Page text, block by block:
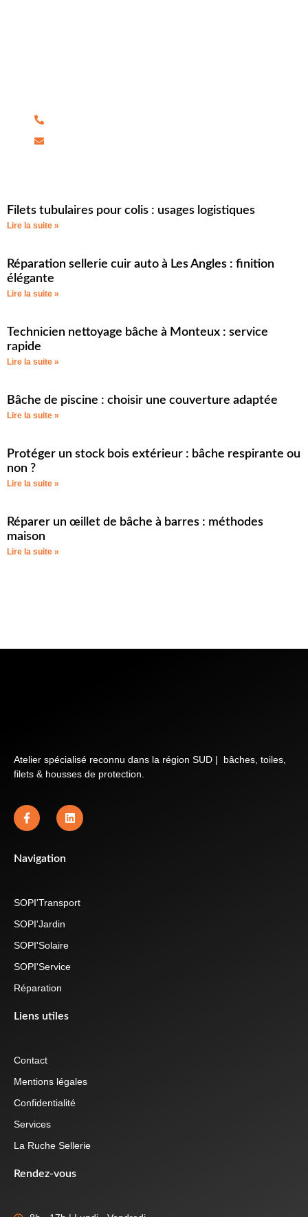
Filets tubulaires pour colis : usages logistiques
Lire la suite »
Réparation sellerie cuir auto à Les Angles : finition
élégante
Lire la suite »
Technicien nettoyage bâche à Monteux : service
rapide
Lire la suite »
Bâche de piscine : choisir une couverture adaptée
Lire la suite »
Protéger un stock bois extérieur : bâche respirante ou
non ?
Lire la suite »
Réparer un œillet de bâche à barres : méthodes
maison
Lire la suite »
Atelier spécialisé reconnu dans la région SUD | bâches, toiles,
filets & housses de protection.
Navigation
SOPI'Transport
SOPI'Jardin
SOPI'Solaire
SOPI'Service
Réparation
Liens utiles
Contact
Mentions légales
Confidentialité
Services
La Ruche Sellerie
Rendez-vous